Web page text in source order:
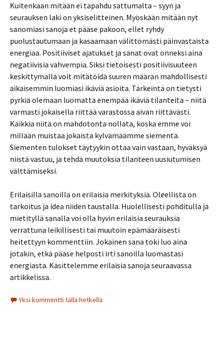
Kuitenkaan mitään ei tapahdu sattumalta – syyn ja
seurauksen laki on yksiselitteinen. Myöskään mitään nyt
sanomiasi sanoja et pääse pakoon, ellet ryhdy
puolustautumaan ja kasaamaan välittömästi päinvastaista
energiaa. Positiiviset ajatukset ja sanat ovat onneksi aina
negatiivisia vahvempia. Siksi tietoisesti positiivisuuteen
keskittymällä voit mitätöidä suuren määrän mahdollisesti
aikaisemmin luomiasi ikäviä asioita. Tärkeintä on tietysti
pyrkiä olemaan luomatta enempää ikäviä tilanteita – niitä
varmasti jokaisella riittää varastossa aivan riittävästi.
Kaikkia niitä on mahdotonta nollata, koska emme voi
millään muistaa jokaista kylvämäämme siementä.
Siementen tulokset täytyykin ottaa vain vastaan, hyväksyä
niistä vastuu, ja tehdä muutoksia tilanteen uusiutumisen
välttämiseksi.
Erilaisilla sanoilla on erilaisia merkityksiä. Oleellista on
tarkoitus ja idea niiden taustalla. Huolellisesti pohditulla ja
mietityllä sanalla voi olla hyvin erilaisia seurauksia
verrattuna leikillisesti tai muutoin epämääräisesti
heitettyyn kommenttiin. Jokainen sana toki luo aina
jotakin, etkä pääse helposti irti sanoilla luomastasi
energiasta. Käsittelemme erilaisia sanoja seuraavassa
artikkelissa.
Yksi kommentti tällä hetkellä